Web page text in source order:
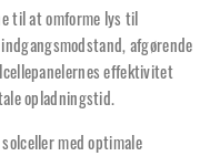
til at omforme lys til
afgørende
effektivitet
opladningstid.
med optimale